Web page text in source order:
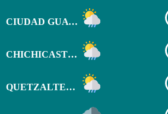
CIUDAD GUATEMALA
CHICHICASTENANGO
QUETZALTENANGO